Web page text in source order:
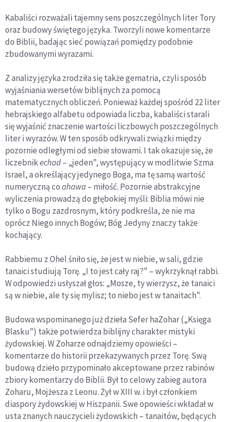
Kabaliści rozważali tajemny sens poszczególnych liter Tory
oraz budowy świętego języka. Tworzyli nowe komentarze
do Biblii, badając sieć powiązań pomiędzy podobnie
zbudowanymi wyrazami.
Z analizy języka zrodziła się także gematria, czyli sposób
wyjaśniania wersetów biblijnych za pomocą
matematycznych obliczeń. Ponieważ każdej spośród 22 liter
hebrajskiego alfabetu odpowiada liczba, kabaliści starali
się wyjaśnić znaczenie wartości liczbowych poszczególnych
liter i wyrazów. W ten sposób odkrywali związki między
pozornie odległymi od siebie słowami. I tak okazuje się, że
liczebnikechad– „jeden", występujący w modlitwie Szma
Israel, a określający jedynego Boga, ma tę samą wartość
numeryczną coahawa– miłość. Pozornie abstrakcyjne
wyliczenia prowadzą do głębokiej myśli: Biblia mówi nie
tylko o Bogu zazdrosnym, który podkreśla, że nie ma
oprócz Niego innych Bogów; Bóg Jedyny znaczy także
kochający.
Rabbiemu z Ohel śniło się, że jest w niebie, w sali, gdzie
tanaici studiują Torę. „I to jest cały raj?" – wykrzyknął rabbi.
W odpowiedzi usłyszał głos: „Mosze, ty wierzysz, że tanaici
są w niebie, ale ty się mylisz; to niebo jest w tanaitach".
Budowa wspominanego już dzieła Sefer haZohar („Księga
Blasku") także potwierdza biblijny charakter mistyki
żydowskiej. W Zoharze odnajdziemy opowieści –
komentarze do historii przekazywanych przez Torę. Swą
budową dzieło przypominało akceptowane przez rabinów
zbiory komentarzy do Biblii. Był to celowy zabieg autora
Zoharu, Mojżesza z Leonu. Żył w XIII w. i był członkiem
diaspory żydowskiej w Hiszpanii. Swe opowieści wkładał w
usta znanych nauczycieli żydowskich – tanaitów, będących